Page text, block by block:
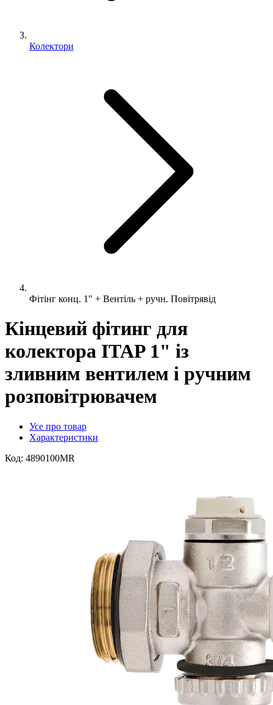
Колектори
Фітінг конц. 1" + Вентіль + ручн. Повітрявід
Кінцевий фітинг для
колектора ITAP 1" із
зливним вентилем і ручним
розповітрювачем
Усе про товар
Характеристики
Код: 4890100MR